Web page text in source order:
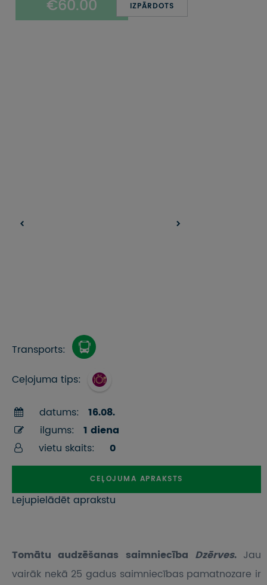
UZŅEMOŠAIS TŪRISMS
€60.00 IZPĀRDOTS
Transports:
Ceļojuma tips:
datums:
16.08.
ilgums:
1 diena
vietu skaits:
0
CEĻOJUMA APRAKSTS
Lejupielādēt aprakstu
Tomātu audzēšanas saimniecība Dzērves. Jau
vairāk nekā 25 gadus saimniecības pamatnozare ir